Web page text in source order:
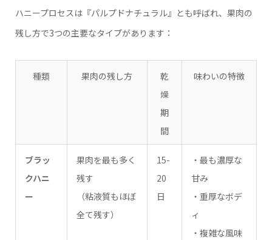
ハニープロセスは『パルプドナチュラル』とも呼ばれ、果肉の
残し方で3つの主要なタイプがあります：
種類 果肉の残し方
乾
燥
期
間
味わいの特徴
ブラッ
クハニ
ー
果肉を最も多く
残す
（粘液質もほぼ
全て残す）
15-
20
日
・最も濃厚な
甘み
・重厚なボデ
ィ
・複雑な風味